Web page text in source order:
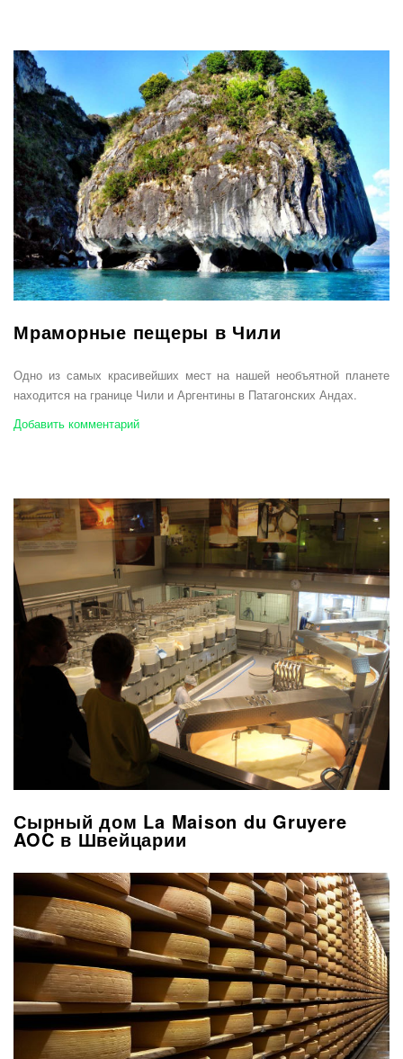
Мраморные пещеры в Чили
Одно из самых красивейших мест на нашей необъятной планете
находится на границе Чили и Аргентины в Патагонских Андах.
Добавить комментарий
Сырный дом La Maison du Gruyere
AOC в Швейцарии